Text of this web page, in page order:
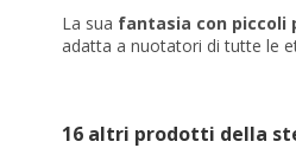
La sua fantasia con piccoli
adatta a nuotatori di tutte le
16 altri prodotti della